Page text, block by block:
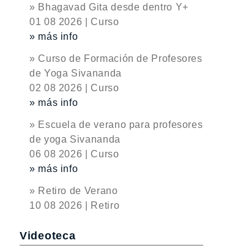
» Bhagavad Gita desde dentro Y+
01 08 2026 | Curso
» más info
» Curso de Formación de Profesores
de Yoga Sivananda
02 08 2026 | Curso
» más info
» Escuela de verano para profesores
de yoga Sivananda
06 08 2026 | Curso
» más info
» Retiro de Verano
10 08 2026 | Retiro
Videoteca